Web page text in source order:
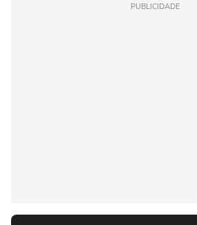
PUBLICIDADE